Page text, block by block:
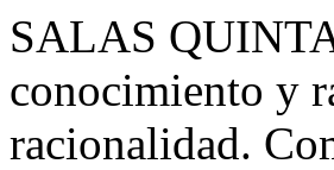
SALAS
conocimiento y
racionalidad.